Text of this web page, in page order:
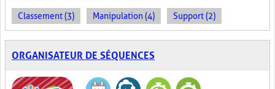
Classement (3) Manipulation (4) Support (2)
ORGANISATEUR DE SÉQUENCES